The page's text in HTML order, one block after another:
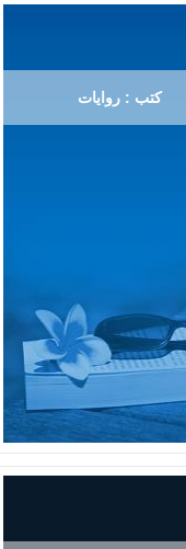
كتب : روايات